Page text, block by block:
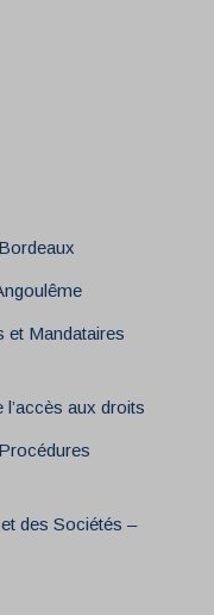
et Mandataires
aux droits
des Sociétés –